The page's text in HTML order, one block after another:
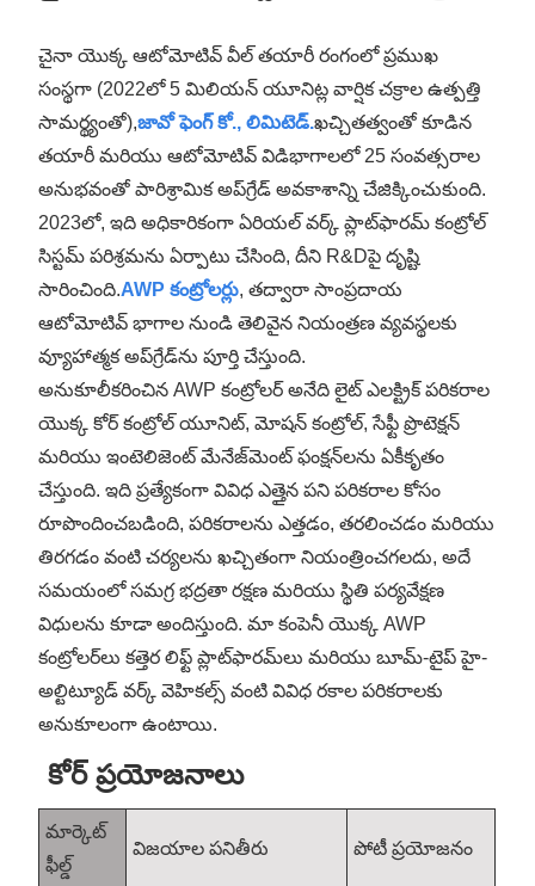
చైనా యొక్క ఆటోమోటివ్ వీల్ తయారీ రంగంలో ప్రముఖ
సంస్థగా (2022లో 5 మిలియన్ యూనిట్ల వార్షిక చక్రాల ఉత్పత్తి
సామర్థ్యంతో),జావో ఫెంగ్ కో., లిమిటెడ్.ఖచ్చితత్వంతో కూడిన
తయారీ మరియు ఆటోమోటివ్ విడిభాగాలలో 25 సంవత్సరాల
అనుభవంతో పారిశ్రామిక అప్‌గ్రేడ్ అవకాశాన్ని చేజిక్కించుకుంది.
2023లో, ఇది అధికారికంగా ఏరియల్ వర్క్ ప్లాట్‌ఫారమ్ కంట్రోల్
సిస్టమ్ పరిశ్రమను ఏర్పాటు చేసింది, దీని R&Dపై దృష్టి
సారించింది.AWP కంట్రోలర్లు, తద్వారా సాంప్రదాయ
ఆటోమోటివ్ భాగాల నుండి తెలివైన నియంత్రణ వ్యవస్థలకు
వ్యూహాత్మక అప్‌గ్రేడ్‌ను పూర్తి చేస్తుంది.
అనుకూలీకరించిన AWP కంట్రోలర్ అనేది లైట్ ఎలక్ట్రిక్ పరికరాల
యొక్క కోర్ కంట్రోల్ యూనిట్, మోషన్ కంట్రోల్, సేఫ్టీ ప్రొటెక్షన్
మరియు ఇంటెలిజెంట్ మేనేజ్‌మెంట్ ఫంక్షన్‌లను ఏకీకృతం
చేస్తుంది. ఇది ప్రత్యేకంగా వివిధ ఎత్తైన పని పరికరాల కోసం
రూపొందించబడింది, పరికరాలను ఎత్తడం, తరలించడం మరియు
తిరగడం వంటి చర్యలను ఖచ్చితంగా నియంత్రించగలదు, అదే
సమయంలో సమగ్ర భద్రతా రక్షణ మరియు స్థితి పర్యవేక్షణ
విధులను కూడా అందిస్తుంది. మా కంపెనీ యొక్క AWP
కంట్రోలర్‌లు కత్తెర లిఫ్ట్ ప్లాట్‌ఫారమ్‌లు మరియు బూమ్-టైప్ హై-
అల్టిట్యూడ్ వర్క్ వెహికల్స్ వంటి వివిధ రకాల పరికరాలకు
అనుకూలంగా ఉంటాయి.
కోర్ ప్రయోజనాలు
మార్కెట్
ఫీల్డ్
విజయాల పనితీరు పోటీ ప్రయోజనం